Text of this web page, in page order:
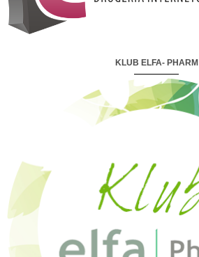
KLUB ELFA- PHARM